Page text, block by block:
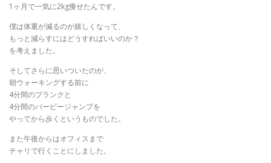
1ヶ月で一気に2kg痩せたんです。
僕は体重が減るのが嬉しくなって、
もっと減らすにはどうすればいいのか？
を考えました。
そしてさらに思いついたのが、
朝ウォーキングする前に
4分間のプランクと
4分間のバーピージャンプを
やってから歩くというものでした。
また午後からはオフィスまで
チャリで行くことにしました。